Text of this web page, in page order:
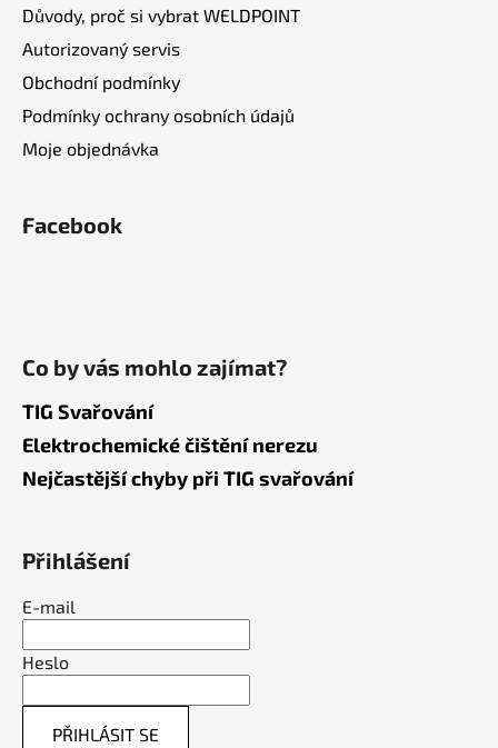
Důvody, proč si vybrat WELDPOINT
Autorizovaný servis
Obchodní podmínky
Podmínky ochrany osobních údajů
Moje objednávka
Facebook
Co by vás mohlo zajímat?
TIG Svařování
Elektrochemické čištění nerezu
Nejčastější chyby při TIG svařování
Přihlášení
E-mail
Heslo
PŘIHLÁSIT SE